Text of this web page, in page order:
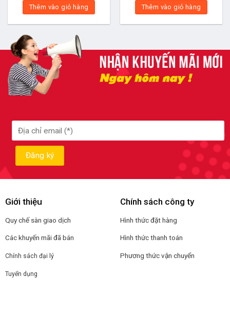
Thêm vào giỏ hàng Thêm vào giỏ hàng
Giới thiệu
Quy chế sàn giao dịch
Các khuyến mãi đã bán
Chính sách đại lý
Tuyển dụng
Chính sách công ty
Hình thức đặt hàng
Hình thức thanh toán
Phương thức vận chuyển